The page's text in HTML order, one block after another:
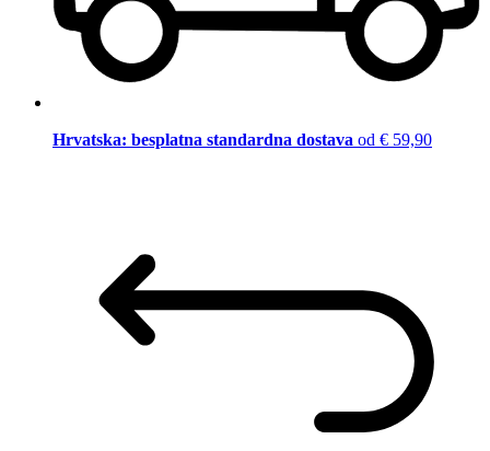
Hrvatska: besplatna standardna dostava od € 59,90